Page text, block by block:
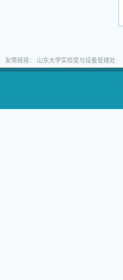
友情链接： 山东大学实验室与设备管理处